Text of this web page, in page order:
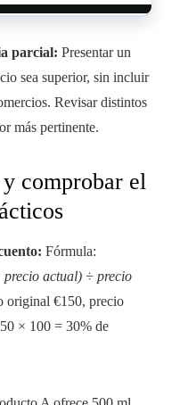
parcial: Presentar un
sea superior, sin incluir
Revisar distintos
más pertinente.
comprobar el
Fórmula:
actual) ÷ precio
original €150, precio
× 100 = 30% de